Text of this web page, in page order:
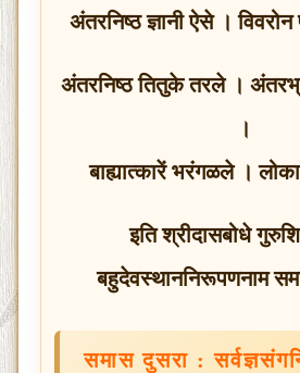
अंतरनिष्ठ ज्ञानी ऐसे ।
अंतरनिष्ठ तितुके तरले ।
।
बाह्यात्कारें भरंगळले ।
इति श्रीदासबोधे
बहुदेवस्थाननिरूपणनाम
समास दुसरा :